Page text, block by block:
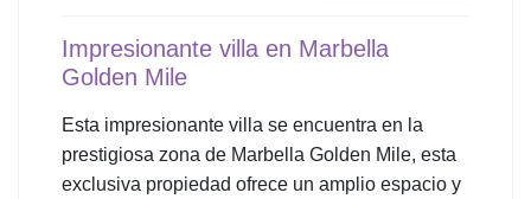
Impresionante villa en Marbella
Golden Mile
Esta impresionante villa se encuentra en la
prestigiosa zona de Marbella Golden Mile, esta
exclusiva propiedad ofrece un amplio espacio y